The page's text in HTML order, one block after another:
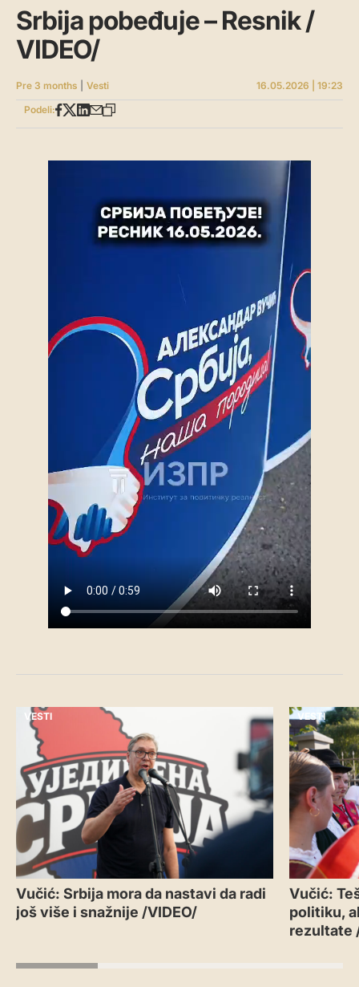
Srbija pobeđuje – Resnik /
VIDEO/
Pre 3 months Vesti
16.05.2026 | 19:23
Podeli:
VESTI
Vučić: Srbija mora da nastavi da radi
još više i snažnije /VIDEO/
VESTI
Vučić:
politiku,
rezultate